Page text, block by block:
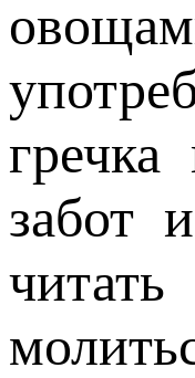
забот